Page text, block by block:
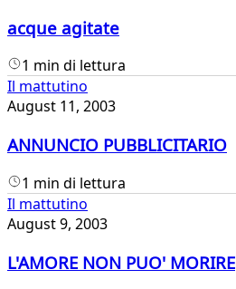
acque agitate
1 min di lettura
Il mattutino
August 11, 2003
ANNUNCIO PUBBLICITARIO
1 min di lettura
Il mattutino
August 9, 2003
L'AMORE NON PUO' MORIRE